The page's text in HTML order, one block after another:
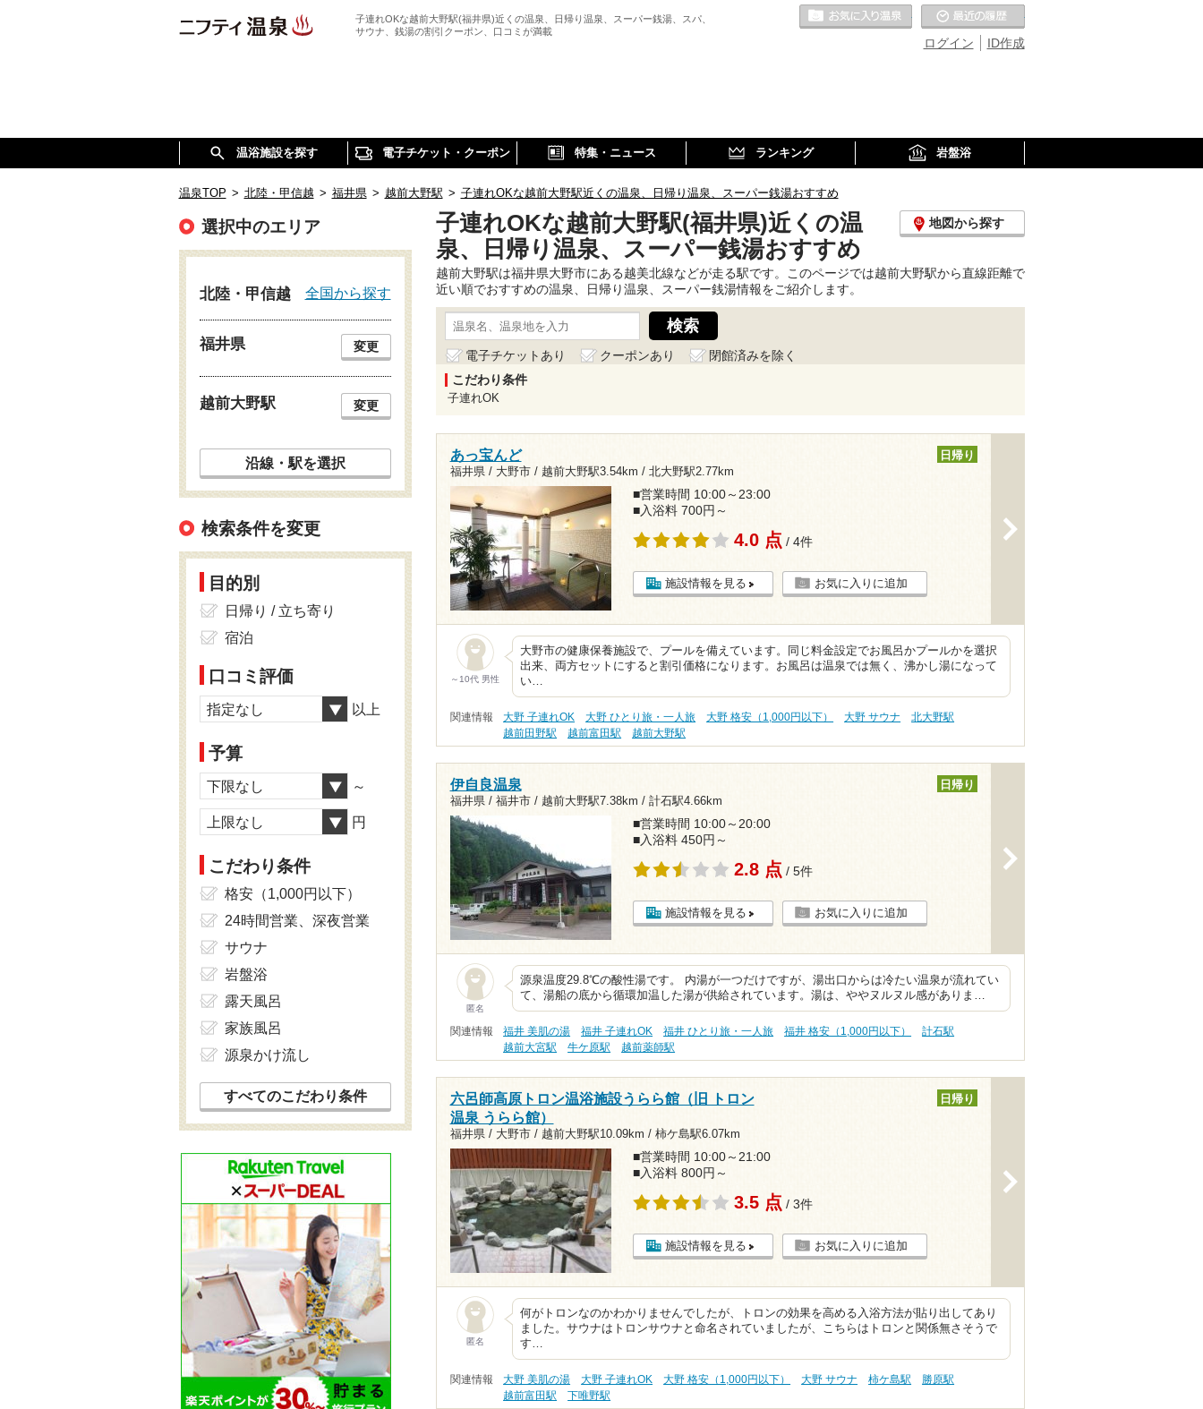
子連れOKな越前大野駅(福井県)近くの温泉、日帰り温泉、スーパー銭湯、スパ、
サウナ、銭湯の割引クーポン、口コミが満載
ID作成
ログイン
お気に入りの温泉
温浴施設を探す 電子チケット・クーポン 特集・ニュース ランキング 岩盤浴
温泉TOP > 北陸・甲信越 > 福井県 > 越前大野駅 > 子連れOKな越前大野駅近くの温泉、日帰り温泉、スーパー銭湯おすすめ
子連れOKな越前大野駅(福井県)近くの温
泉、日帰り温泉、スーパー銭湯おすすめ
地図から探す
越前大野駅は福井県大野市にある越美北線などが走る駅です。このページでは越前大野駅から直線距離で
近い順でおすすめの温泉、日帰り温泉、スーパー銭湯情報をご紹介します。
電子チケットあり クーポンあり
閉館済みを除く
こだわり条件
子連れOK
あっ宝んど
福井県 / 大野市 / 越前大野駅3.54km / 北大野駅2.77km
日帰り
■営業時間 10:00～23:00
■入浴料 700円～
4.0 点 / 4件
施設情報を見る お気に入りに追加
～10代 男性
大野市の健康保養施設で、プールを備えています。同じ料金設定でお風呂かプールかを選択
出来、両方セットにすると割引価格になります。お風呂は温泉では無く、沸かし湯になって
い…
関連情報 大野 子連れOK 大野 ひとり旅・一人旅 大野 格安（1,000円以下） 大野 サウナ
北大野駅
越前田野駅
越前富田駅 越前大野駅
伊自良温泉
福井県 / 福井市 / 越前大野駅7.38km / 計石駅4.66km
日帰り
■営業時間 10:00～20:00
■入浴料 450円～
2.8 点 / 5件
施設情報を見る お気に入りに追加
匿名
源泉温度29.8℃の酸性湯です。 内湯が一つだけですが、湯出口からは冷たい温泉が流れてい
て、湯船の底から循環加温した湯が供給されています。湯は、ややヌルヌル感がありま…
関連情報 福井 美肌の湯 福井 子連れOK 福井 ひとり旅・一人旅 福井 格安（1,000円以下）
計石駅
越前大宮駅
牛ケ原駅 越前薬師駅
六呂師高原トロン温浴施設うらら館（旧 トロン
温泉 うらら館）
福井県 / 大野市 / 越前大野駅10.09km / 柿ケ島駅6.07km
日帰り
■営業時間 10:00～21:00
■入浴料 800円～
3.5 点 / 3件
施設情報を見る お気に入りに追加
匿名
何がトロンなのかわかりませんでしたが、トロンの効果を高める入浴方法が貼り出してあり
ました。サウナはトロンサウナと命名されていましたが、こちらはトロンと関係無さそうで
す…
関連情報 大野 美肌の湯 大野 子連れOK 大野 格安（1,000円以下） 大野 サウナ 柿ケ島駅
勝原駅
越前富田駅
下唯野駅
選択中のエリア
北陸・甲信越 全国から探す
福井県 変更
越前大野駅 変更
沿線・駅を選択
検索条件を変更
目的別
日帰り / 立ち寄り
宿泊
口コミ評価
指定なし 以上
予算
下限なし ～
上限なし 円
こだわり条件
格安（1,000円以下）
24時間営業、深夜営業
サウナ
岩盤浴
露天風呂
家族風呂
源泉かけ流し
すべてのこだわり条件